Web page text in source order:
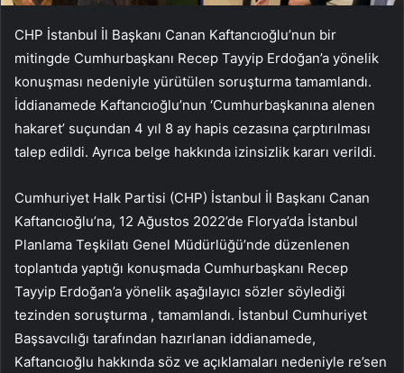
CHP İstanbul İl Başkanı Canan Kaftancıoğlu’nun bir
mitingde Cumhurbaşkanı Recep Tayyip Erdoğan’a yönelik
konuşması nedeniyle yürütülen soruşturma tamamlandı.
İddianamede Kaftancıoğlu’nun ‘Cumhurbaşkanına alenen
hakaret’ suçundan 4 yıl 8 ay hapis cezasına çarptırılması
talep edildi. Ayrıca belge hakkında izinsizlik kararı verildi.
Cumhuriyet Halk Partisi (CHP) İstanbul İl Başkanı Canan
Kaftancıoğlu’na, 12 Ağustos 2022’de Florya’da İstanbul
Planlama Teşkilatı Genel Müdürlüğü’nde düzenlenen
toplantıda yaptığı konuşmada Cumhurbaşkanı Recep
Tayyip Erdoğan’a yönelik aşağılayıcı sözler söylediği
tezinden soruşturma , tamamlandı. İstanbul Cumhuriyet
Başsavcılığı tarafından hazırlanan iddianamede,
Kaftancıoğlu hakkında söz ve açıklamaları nedeniyle re’sen